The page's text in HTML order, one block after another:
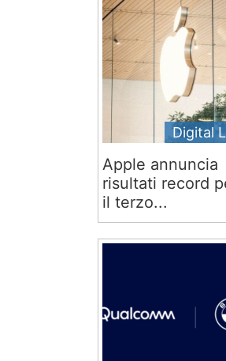
Digital
Apple annuncia
risultati record
il terzo...